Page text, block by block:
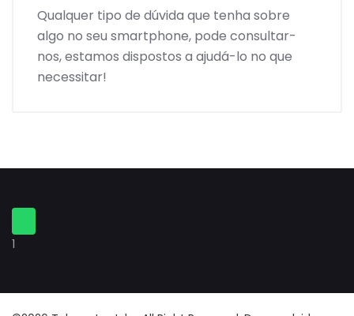
Qualquer tipo de dúvida que tenha sobre
algo no seu smartphone, pode consultar-
nos, estamos dispostos a ajudá-lo no que
necessitar!
1